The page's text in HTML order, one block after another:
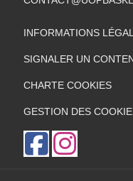
INFORMATIONS
SIGNALER UN
CHARTE COOKIES
GESTION DES